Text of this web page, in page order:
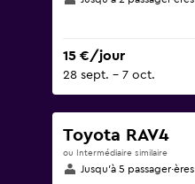
15 €/jour
28 sept. - 7 oct.
Toyota RAV4
ou Intermédiaire similaire
Jusqu’à 5 passager·ères